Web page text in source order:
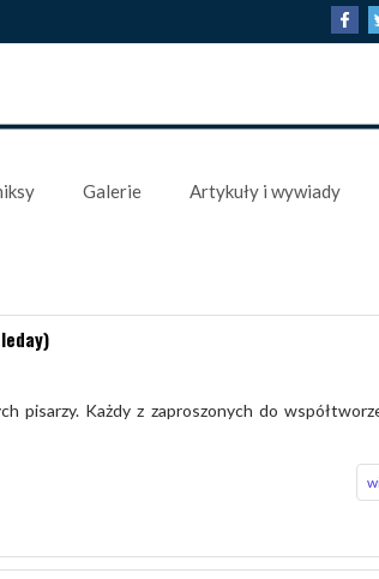
Galerie Artykuły i wywiady
pisarzy. Każdy z zaproszonych do